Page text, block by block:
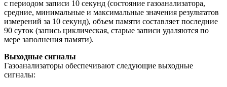
с периодом записи 10 секунд (состояние газоанализатора,
средние, минимальные и максимальные значения результатов
измерений за 10 секунд), объем памяти составляет последние
90 суток (запись циклическая, старые записи удаляются по
мере заполнения памяти).
Выходные сигналы
Газоанализаторы обеспечивают следующие выходные
сигналы: